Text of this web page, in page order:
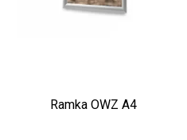
Ramka OWZ A4